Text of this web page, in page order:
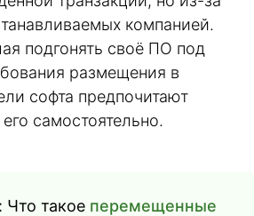
компанией.
подгонять своё ПО под
размещения в
софта предпочитают
самостоятельно.
Что такое перемещенные